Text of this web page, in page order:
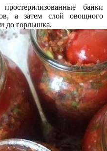
банки
а затем слой овощного
до горлышка.